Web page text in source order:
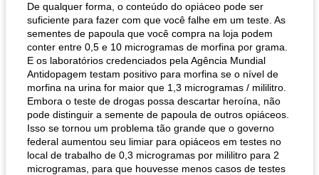
De qualquer forma, o conteúdo do opiáceo pode ser
suficiente para fazer com que você falhe em um teste. As
sementes de papoula que você compra na loja podem
conter entre 0,5 e 10 microgramas de morfina por grama.
E os laboratórios credenciados pela Agência Mundial
Antidopagem testam positivo para morfina se o nível de
morfina na urina for maior que 1,3 microgramas / mililitro.
Embora o teste de drogas possa descartar heroína, não
pode distinguir a semente de papoula de outros opiáceos.
Isso se tornou um problema tão grande que o governo
federal aumentou seu limiar para opiáceos em testes no
local de trabalho de 0,3 microgramas por mililitro para 2
microgramas, para que houvesse menos casos de testes